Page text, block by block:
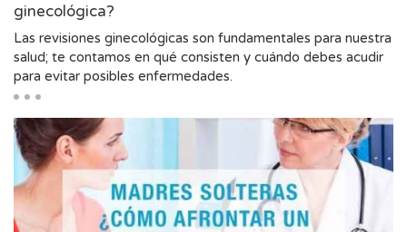
ginecológica?
Las revisiones ginecológicas son fundamentales para nuestra
salud; te contamos en qué consisten y cuándo debes acudir
para evitar posibles enfermedades.